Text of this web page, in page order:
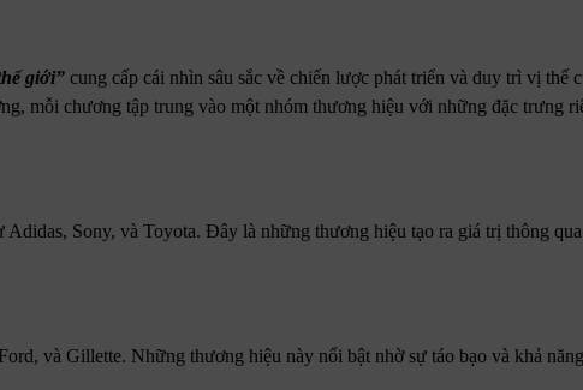
giới” cung cấp cái nhìn sâu sắc về chiến lược phát triển và duy trì vị thế
mỗi chương tập trung vào một nhóm thương hiệu với những đặc trưng
Sony, và Toyota. Đây là những thương hiệu tạo ra giá trị thông
và Gillette. Những thương hiệu này nổi bật nhờ sự táo bạo và khả